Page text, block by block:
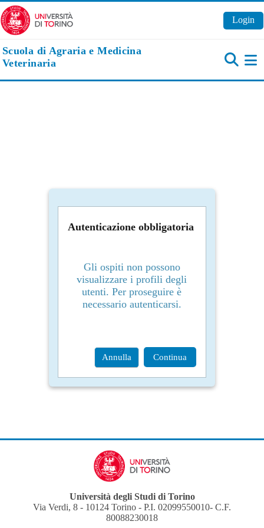
Vai al contenuto principale
Login
Scuola di Agraria e Medicina
Veterinaria
Autenticazione obbligatoria
Gli ospiti non possono
visualizzare i profili degli
utenti. Per proseguire è
necessario autenticarsi.
Annulla Continua
Università degli Studi di Torino
Via Verdi, 8 - 10124 Torino - P.I. 02099550010- C.F.
80088230018